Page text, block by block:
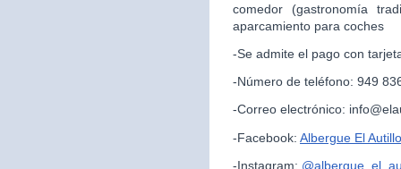
comedor (gastronomía
aparcamiento para coches
-Se admite el pago con
-Número de teléfono: 949
-Correo electrónico:
-Facebook: Albergue El Autillo
-Instagram: